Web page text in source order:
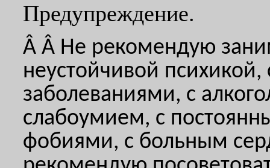
Предупреждение.
Â Â Не рекомендую
неустойчивой
заболеваниями, с
слабоумием, с
фобиями, с больным